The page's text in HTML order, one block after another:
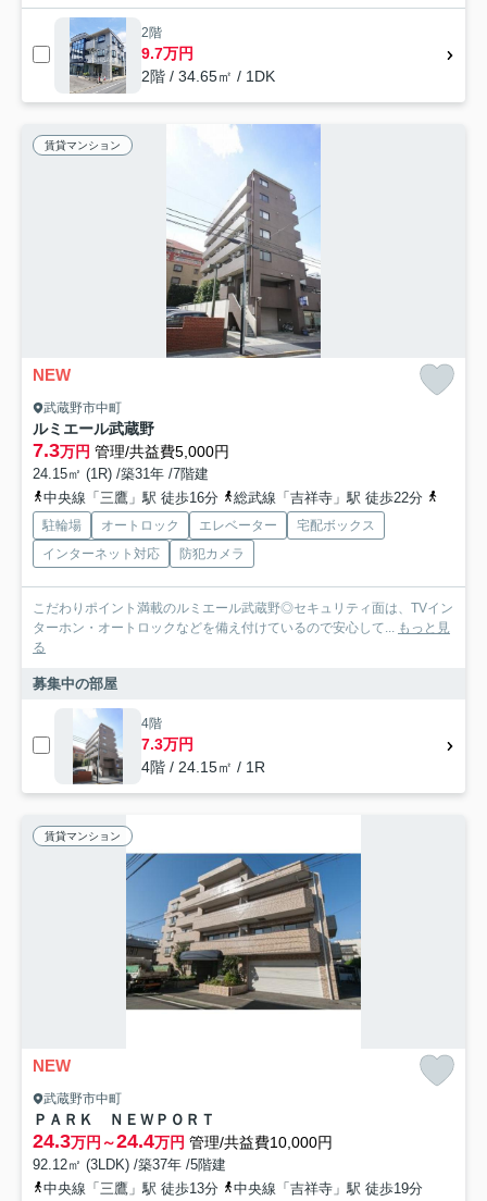
2階
9.7万円
2階 / 34.65㎡ / 1DK
賃貸マンション
NEW
武蔵野市中町
ルミエール武蔵野
7.3万円 管理/共益費5,000円
24.15㎡ (1R) /築31年 /7階建
中央線「三鷹」駅 徒歩16分
総武線「吉祥寺」駅 徒歩22分
駐輪場 オートロック エレベーター
宅配ボックス
インターネット対応
防犯カメラ
こだわりポイント満載のルミエール武蔵野◎セキュリティ面は、TVイン
ターホン・オートロックなどを備え付けているので安心して...
もっと見
る
募集中の部屋
4階
7.3万円
4階 / 24.15㎡ / 1R
賃貸マンション
NEW
武蔵野市中町
ＰＡＲＫ ＮＥＷＰＯＲＴ
24.3万円～24.4万円 管理/共益費10,000円
92.12㎡ (3LDK) /築37年 /5階建
中央線「三鷹」駅 徒歩13分
中央線「吉祥寺」駅 徒歩19分